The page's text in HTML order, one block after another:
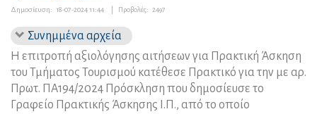
Δημοσίευση: 18-07-2024 11:44 Προβολές: 2497
Συνημμένα αρχεία
Η επιτροπή αξιολόγησης αιτήσεων για Πρακτική Άσκηση
του Τμήματος Τουρισμού κατέθεσε Πρακτικό για την με αρ.
Πρωτ. ΠΑ194/2024 Πρόσκληση που δημοσίευσε το
Γραφείο Πρακτικής Άσκησης Ι.Π., από το οποίο